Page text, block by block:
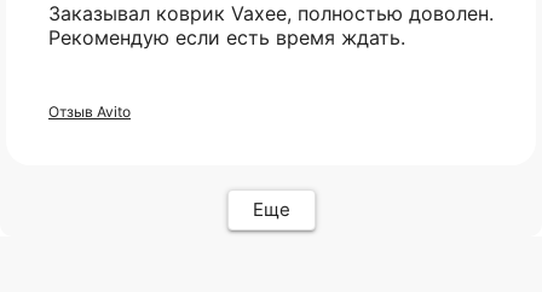
Заказывал коврик Vaxee, полностью доволен.
Рекомендую если есть время ждать.
Отзыв Avito
Еще
Популярное
Комплектующие
Отзывы
Оферта